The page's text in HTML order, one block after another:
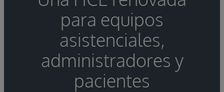
para equipos
asistenciales,
administradores y
pacientes